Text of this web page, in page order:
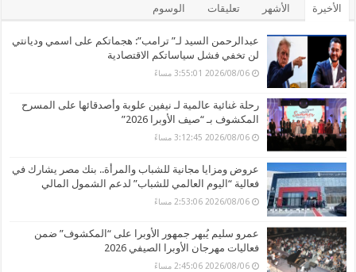
الأخيرة الأشهر تعليقات الوسوم
عبدالرحمن السيد لـ” ترامب”: هجماتكم على اسمي وديانتي
لن تخفي فشل سياساتكم الاقتصادية
2026/08/06 3:55:01 مساءً
رحلة غنائية عالمية لـ نيفين علوبة وأصدقائها على المسرح
المكشوف بـ “صيف الأوبرا 2026”
2026/08/06 3:12:45 مساءً
عروض ومزايا مجانية للشباب والمرأة.. بنك مصر يشارك في
فعالية “اليوم العالمي للشباب” لدعم الشمول المالي
2026/08/06 2:53:06 مساءً
عمرو سليم يُبهر جمهور الأوبرا على “المكشوف” ضمن
فعاليات مهرجان الأوبرا الصيفي 2026
2026/08/06 2:45:06 مساءً